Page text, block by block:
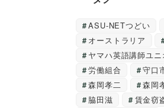
ASU-NETつどい
オーストラリア
ヤマハ英語講師ユニ
労働組合
守口
森岡孝二
森岡
脇田滋
賃金窃